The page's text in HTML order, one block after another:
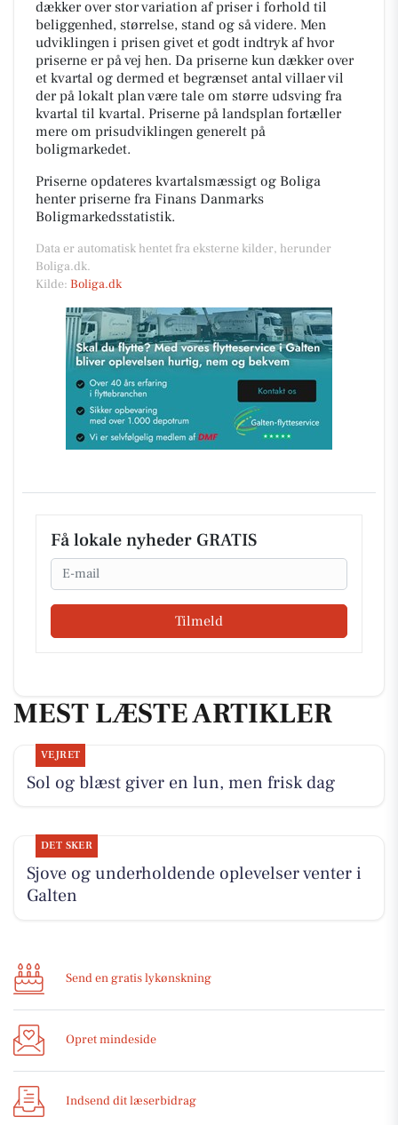
dækker over stor variation af priser i forhold til
beliggenhed, størrelse, stand og så videre. Men
udviklingen i prisen givet et godt indtryk af hvor
priserne er på vej hen. Da priserne kun dækker over
et kvartal og dermed et begrænset antal villaer vil
der på lokalt plan være tale om større udsving fra
kvartal til kvartal. Priserne på landsplan fortæller
mere om prisudviklingen generelt på
boligmarkedet.
Priserne opdateres kvartalsmæssigt og Boliga
henter priserne fra Finans Danmarks
Boligmarkedsstatistik.
Data er automatisk hentet fra eksterne kilder, herunder
Boliga.dk.
Kilde: Boliga.dk
Få lokale nyheder GRATIS
Email
Tilmeld
MEST LÆSTE ARTIKLER
VEJRET
Sol og blæst giver en lun, men frisk dag
DET SKER
Sjove og underholdende oplevelser venter i
Galten
Send en gratis lykønskning
Opret mindeside
Indsend dit læserbidrag